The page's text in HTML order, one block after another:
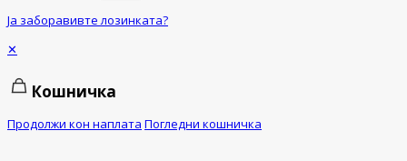
Ја заборавивте лозинката?
✕
Кошничка
Продолжи кон наплата Погледни кошничка